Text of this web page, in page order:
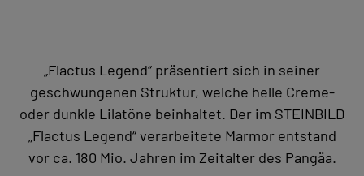
„Flactus Legend“ präsentiert sich in seiner
geschwungenen Struktur, welche helle Creme-
oder dunkle Lilatöne beinhaltet. Der im STEINBILD
„Flactus Legend“ verarbeitete Marmor entstand
vor ca. 180 Mio. Jahren im Zeitalter des Pangäa.